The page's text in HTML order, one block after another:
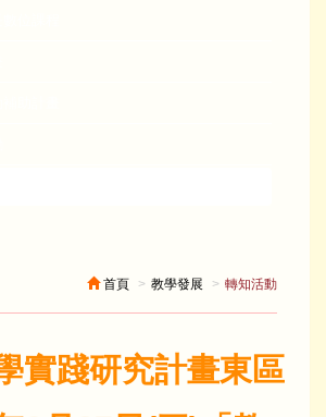
首頁 教學發展 轉知活動
實踐研究計畫東區